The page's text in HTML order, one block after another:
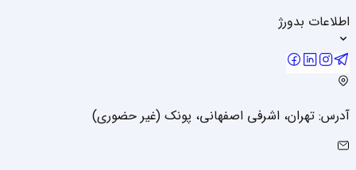
اطلاعات بدورژ
آدرس: تهران، اشرفی اصفهانی، پونک (غیر حضوری)